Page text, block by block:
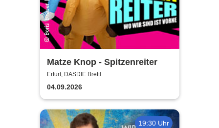
Matze Knop - Spitzenreiter
Erfurt, DASDIE Brettl
04.09.2026
19:30 Uhr